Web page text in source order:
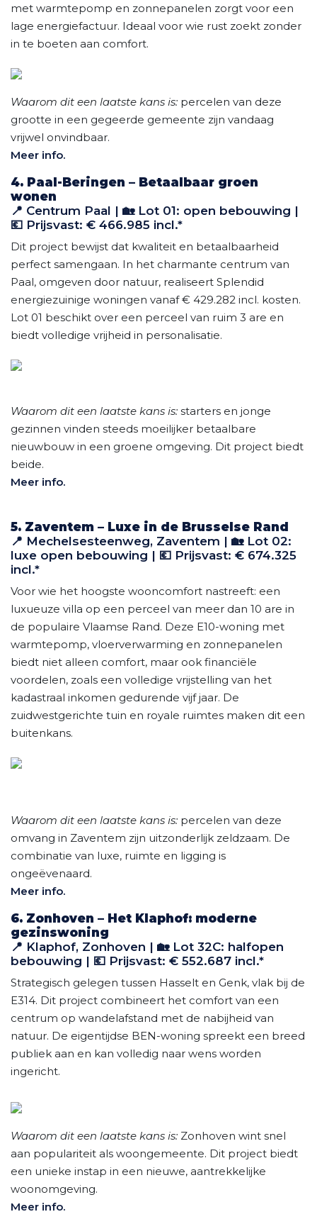
met warmtepomp en zonnepanelen zorgt voor een
lage energiefactuur. Ideaal voor wie rust zoekt zonder
in te boeten aan comfort.
Waarom dit een laatste kans is: percelen van deze
grootte in een gegeerde gemeente zijn vandaag
vrijwel onvindbaar.
Meer info.
4. Paal-Beringen – Betaalbaar groen
wonen
📍 Centrum Paal | 🏡 Lot 01: open bebouwing |
💶 Prijsvast: € 466.985 incl.*
Dit project bewijst dat kwaliteit en betaalbaarheid
perfect samengaan. In het charmante centrum van
Paal, omgeven door natuur, realiseert Splendid
energiezuinige woningen vanaf € 429.282 incl. kosten.
Lot 01 beschikt over een perceel van ruim 3 are en
biedt volledige vrijheid in personalisatie.
Waarom dit een laatste kans is: starters en jonge
gezinnen vinden steeds moeilijker betaalbare
nieuwbouw in een groene omgeving. Dit project biedt
beide.
Meer info.
5. Zaventem – Luxe in de Brusselse Rand
📍 Mechelsesteenweg, Zaventem | 🏡 Lot 02:
luxe open bebouwing | 💶 Prijsvast: € 674.325
incl.*
Voor wie het hoogste wooncomfort nastreeft: een
luxueuze villa op een perceel van meer dan 10 are in
de populaire Vlaamse Rand. Deze E10-woning met
warmtepomp, vloerverwarming en zonnepanelen
biedt niet alleen comfort, maar ook financiële
voordelen, zoals een volledige vrijstelling van het
kadastraal inkomen gedurende vijf jaar. De
zuidwestgerichte tuin en royale ruimtes maken dit een
buitenkans.
Waarom dit een laatste kans is: percelen van deze
omvang in Zaventem zijn uitzonderlijk zeldzaam. De
combinatie van luxe, ruimte en ligging is
ongeëvenaard.
Meer info.
6. Zonhoven – Het Klaphof: moderne
gezinswoning
📍 Klaphof, Zonhoven | 🏡 Lot 32C: halfopen
bebouwing | 💶 Prijsvast: € 552.687 incl.*
Strategisch gelegen tussen Hasselt en Genk, vlak bij de
E314. Dit project combineert het comfort van een
centrum op wandelafstand met de nabijheid van
natuur. De eigentijdse BEN-woning spreekt een breed
publiek aan en kan volledig naar wens worden
ingericht.
Waarom dit een laatste kans is: Zonhoven wint snel
aan populariteit als woongemeente. Dit project biedt
een unieke instap in een nieuwe, aantrekkelijke
woonomgeving.
Meer info.